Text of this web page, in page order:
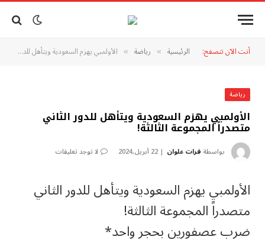
أنت الآن تتصفح: الرئيسية » رياضة » الأولمبي يهزم السعودية ويتأهل للدور الثاني متصدراً المجموعة الثالثة!
رياضة
الأولمبي يهزم السعودية ويتأهل للدور الثاني
متصدراً المجموعة الثالثة!
بواسطة فرات علوان 22 أبريل,2024 لا توجد تعليقات
الأولمبي يهزم السعودية ويتأهل للدور الثاني
متصدراً المجموعة الثالثة!
ضرب عصفورين بحجر واحد*